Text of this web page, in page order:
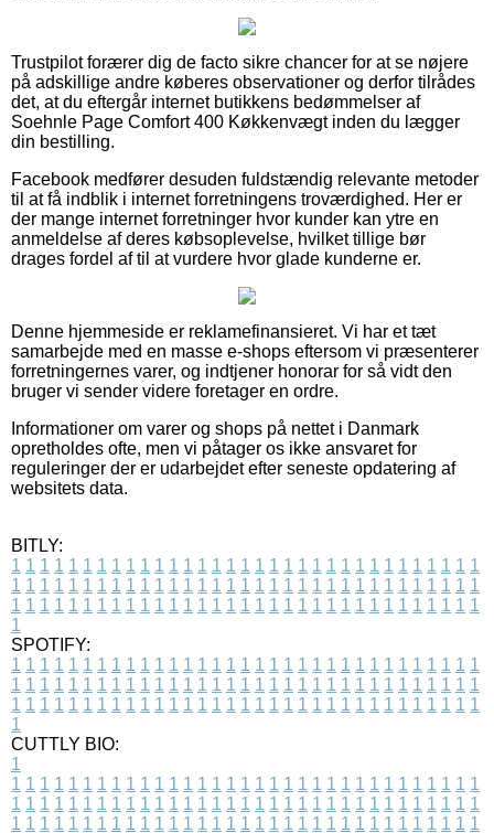
Trustpilot forærer dig de facto sikre chancer for at se nøjere
på adskillige andre køberes observationer og derfor tilrådes
det, at du eftergår internet butikkens bedømmelser af
Soehnle Page Comfort 400 Køkkenvægt inden du lægger
din bestilling.
Facebook medfører desuden fuldstændig relevante metoder
til at få indblik i internet forretningens troværdighed. Her er
der mange internet forretninger hvor kunder kan ytre en
anmeldelse af deres købsoplevelse, hvilket tillige bør
drages fordel af til at vurdere hvor glade kunderne er.
Denne hjemmeside er reklamefinansieret. Vi har et tæt
samarbejde med en masse e-shops eftersom vi præsenterer
forretningernes varer, og indtjener honorar for så vidt den
bruger vi sender videre foretager en ordre.
Informationer om varer og shops på nettet i Danmark
opretholdes ofte, men vi påtager os ikke ansvaret for
reguleringer der er udarbejdet efter seneste opdatering af
websitets data.
BITLY:
1 1 1 1 1 1 1 1 1 1 1 1 1 1 1 1 1 1 1 1 1 1 1 1 1 1 1 1 1 1 1 1 1
1 1 1 1 1 1 1 1 1 1 1 1 1 1 1 1 1 1 1 1 1 1 1 1 1 1 1 1 1 1 1 1 1
1 1 1 1 1 1 1 1 1 1 1 1 1 1 1 1 1 1 1 1 1 1 1 1 1 1 1 1 1 1 1 1 1
1
SPOTIFY:
1 1 1 1 1 1 1 1 1 1 1 1 1 1 1 1 1 1 1 1 1 1 1 1 1 1 1 1 1 1 1 1 1
1 1 1 1 1 1 1 1 1 1 1 1 1 1 1 1 1 1 1 1 1 1 1 1 1 1 1 1 1 1 1 1 1
1 1 1 1 1 1 1 1 1 1 1 1 1 1 1 1 1 1 1 1 1 1 1 1 1 1 1 1 1 1 1 1 1
1
CUTTLY BIO:
1
1 1 1 1 1 1 1 1 1 1 1 1 1 1 1 1 1 1 1 1 1 1 1 1 1 1 1 1 1 1 1 1 1
1 1 1 1 1 1 1 1 1 1 1 1 1 1 1 1 1 1 1 1 1 1 1 1 1 1 1 1 1 1 1 1 1
1 1 1 1 1 1 1 1 1 1 1 1 1 1 1 1 1 1 1 1 1 1 1 1 1 1 1 1 1 1 1 1 1